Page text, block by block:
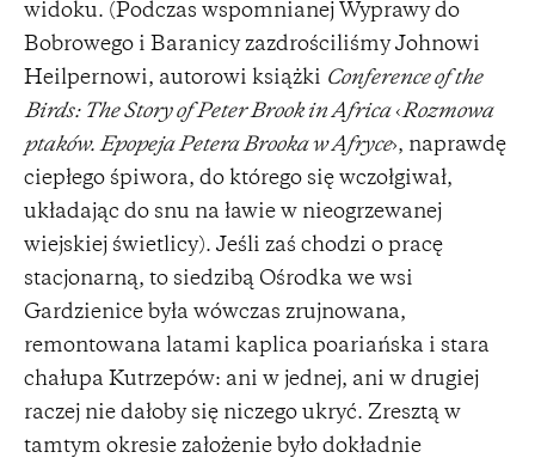
widoku. (Podczas wspomnianej Wyprawy do
Bobrowego i Baranicy zazdrościliśmy Johnowi
Heilpernowi, autorowi książki Conference of the
Birds: The Story of Peter Brook in Africa‹Rozmowa
ptaków. Epopeja Petera Brooka w Afryce›, naprawdę
ciepłego śpiwora, do którego się wczołgiwał,
układając do snu na ławie w nieogrzewanej
wiejskiej świetlicy). Jeśli zaś chodzi o pracę
stacjonarną, to siedzibą Ośrodka we wsi
Gardzienice była wówczas zrujnowana,
remontowana latami kaplica poariańska i stara
chałupa Kutrzepów: ani w jednej, ani w drugiej
raczej nie dałoby się niczego ukryć. Zresztą w
tamtym okresie założenie było dokładnie